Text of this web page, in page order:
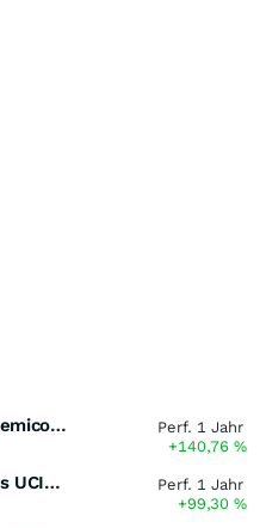
iShares MSCI Global Semiconductors UCITS ETF USD (Acc)
Perf. 1 Jahr
+140,76%
Global X Copper Miners UCITS ETF USD Acc
Perf. 1 Jahr
+99,30%